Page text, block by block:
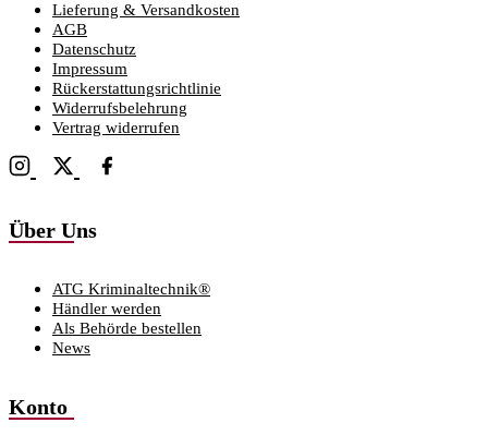
Lieferung & Versandkosten
AGB
Datenschutz
Impressum
Rückerstattungsrichtlinie
Widerrufsbelehrung
Vertrag widerrufen
Über Uns
ATG Kriminaltechnik®
Händler werden
Als Behörde bestellen
News
Konto